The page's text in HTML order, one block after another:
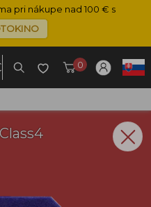
pri nákupe nad 100 € s
0